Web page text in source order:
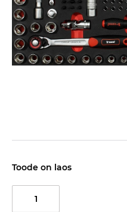
Toode on laos